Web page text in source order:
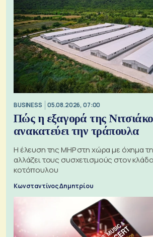
BUSINESS 05.08.2026, 07:00
Πώς η εξαγορά της
ανακατεύει την τράπουλα
H έλευση της MHP στη χώρα με όχημα
αλλάζει τους συσχετισμούς στον
κοτόπουλου
Κωνσταντίνος Δημητρίου